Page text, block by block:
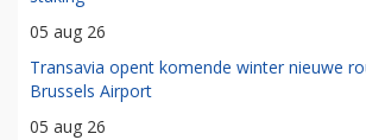
05 aug 26
Transavia opent komende winter nieuwe
Brussels Airport
05 aug 26